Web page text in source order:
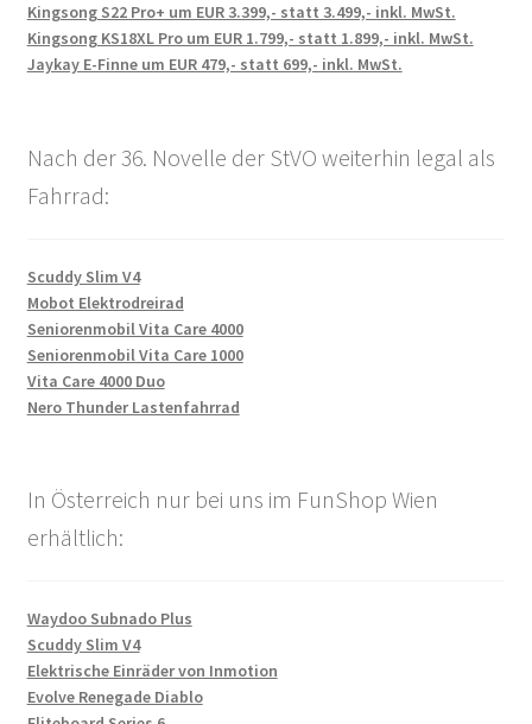
Kingsong S22 Pro+ um EUR 3.399,- statt 3.499,- inkl. MwSt.
Kingsong KS18XL Pro um EUR 1.799,- statt 1.899,- inkl. MwSt.
Jaykay E-Finne um EUR 479,- statt 699,- inkl. MwSt.
Nach der 36. Novelle der StVO weiterhin legal als
Fahrrad:
Scuddy Slim V4
Mobot Elektrodreirad
Seniorenmobil Vita Care 4000
Seniorenmobil Vita Care 1000
Vita Care 4000 Duo
Nero Thunder Lastenfahrrad
In Österreich nur bei uns im FunShop Wien
erhältlich:
Waydoo Subnado Plus
Scuddy Slim V4
Elektrische Einräder von Inmotion
Evolve Renegade Diablo